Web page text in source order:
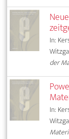
In:
der
In: